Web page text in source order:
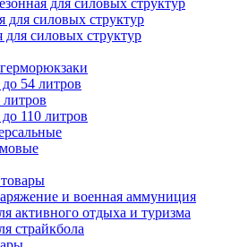
для силовых структур
для силовых структур
для силовых структур
54 литров
110 литров
и военная аммуниция
активного отдыха и туризма
страйкбола